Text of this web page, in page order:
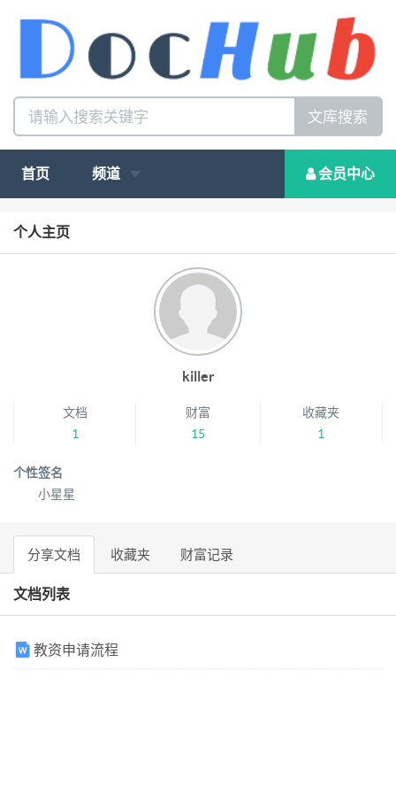
文库搜索
首页 频道 会员中心
个人主页
killer
文档
1
财富
15
收藏夹
1
个性签名
小星星
分享文档 收藏夹 财富记录
文档列表
教资申请流程